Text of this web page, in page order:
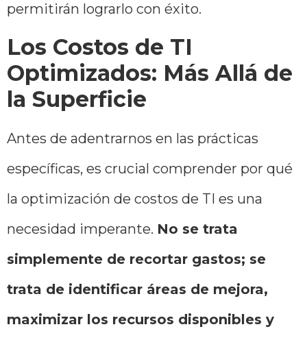
permitirán lograrlo con éxito.
Los Costos de TI
Optimizados: Más Allá de
la Superficie
Antes de adentrarnos en las prácticas
específicas, es crucial comprender por qué
la optimización de costos de TI es una
necesidad imperante. No se trata
simplemente de recortar gastos; se
trata de identificar áreas de mejora,
maximizar los recursos disponibles y